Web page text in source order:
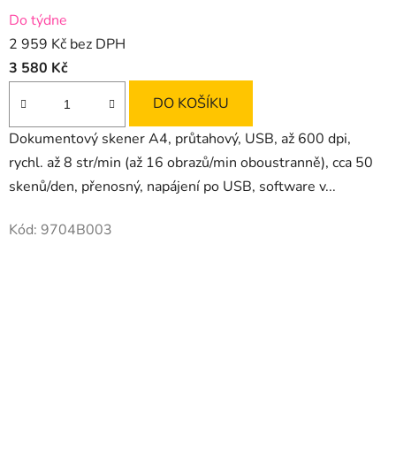
Do týdne
2 959 Kč bez DPH
3 580 Kč
DO KOŠÍKU
Dokumentový skener A4, průtahový, USB, až 600 dpi,
rychl. až 8 str/min (až 16 obrazů/min oboustranně), cca 50
skenů/den, přenosný, napájení po USB, software v...
Kód: 9704B003